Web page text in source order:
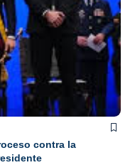
contra la